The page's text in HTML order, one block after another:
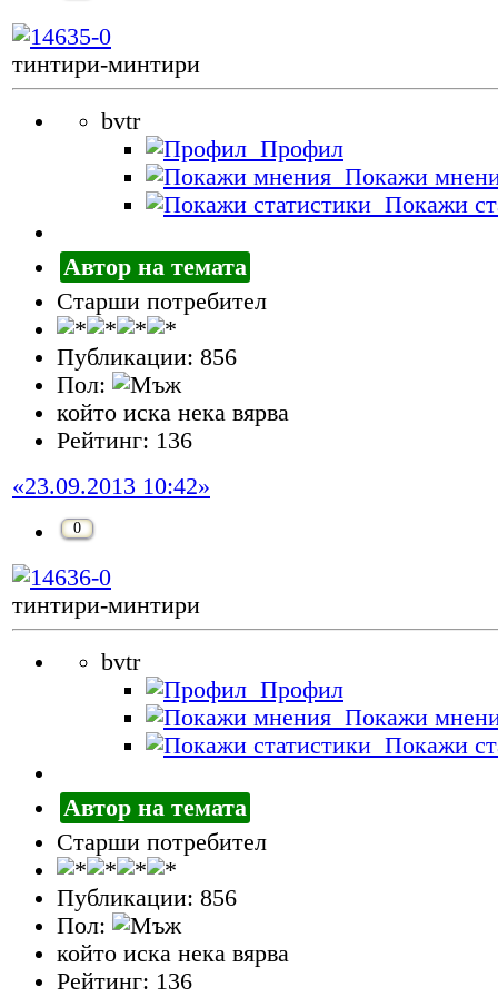
тинтири-минтири
bvtr
Профил
Покажи
Покажи
Автор на темата
Старши потребител
Публикации: 856
Пол:
който иска нека вярва
Рейтинг: 136
«23.09.2013 10:42»
0
тинтири-минтири
bvtr
Профил
Покажи
Покажи
Автор на темата
Старши потребител
Публикации: 856
Пол:
който иска нека вярва
Рейтинг: 136